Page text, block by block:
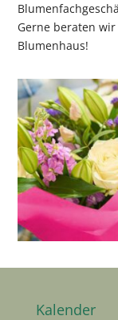
Gerne beraten
Blumenhaus!
Kalender